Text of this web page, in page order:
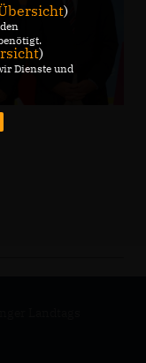
)
)
Dienste und